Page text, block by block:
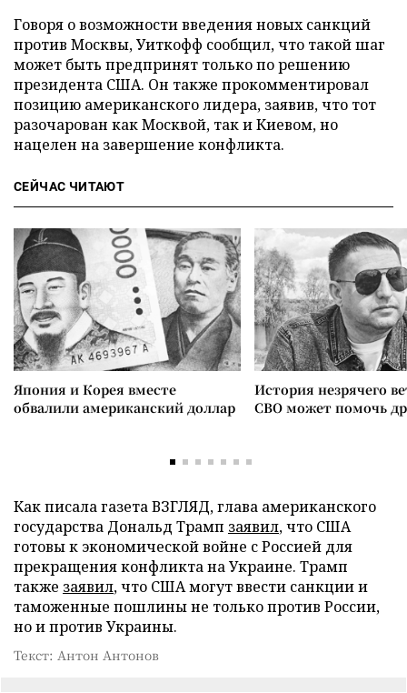
Говоря о возможности введения новых санкций
против Москвы, Уиткофф сообщил, что такой шаг
может быть предпринят только по решению
президента США. Он также прокомментировал
позицию американского лидера, заявив, что тот
разочарован как Москвой, так и Киевом, но
нацелен на завершение конфликта.
СЕЙЧАС ЧИТАЮТ
Япония и Корея вместе
обвалили американский доллар
История незрячего
СВО может помочь
Как писала газета ВЗГЛЯД, глава американского
государства Дональд Трамп заявил, что США
готовы к экономической войне с Россией для
прекращения конфликта на Украине. Трамп
также заявил, что США могут ввести санкции и
таможенные пошлины не только против России,
но и против Украины.
Текст: Антон Антонов